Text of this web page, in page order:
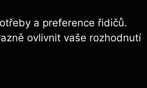
a preference řidičů.
ovlivnit vaše rozhodnutí